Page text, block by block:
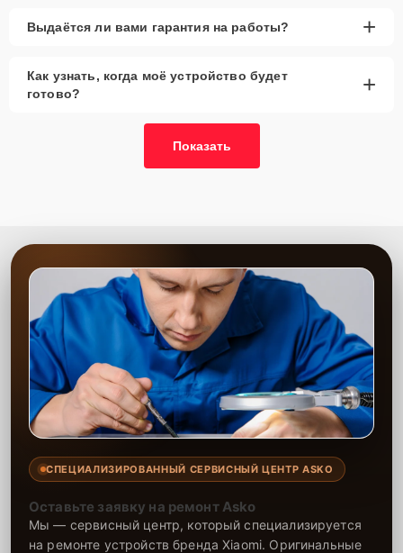
Выдаётся ли вами гарантия на работы? +
Как узнать, когда моё устройство будет
готово?
+
Показать
СПЕЦИАЛИЗИРОВАННЫЙ СЕРВИСНЫЙ ЦЕНТР ASKO
Оставьте заявку на ремонт Asko
Мы — сервисный центр, который специализируется
на ремонте устройств бренда Xiaomi. Оригинальные